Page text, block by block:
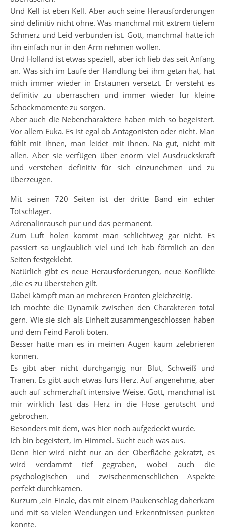
Und Kell ist eben Kell. Aber auch seine Herausforderungen
sind definitiv nicht ohne. Was manchmal mit extrem tiefem
Schmerz und Leid verbunden ist. Gott, manchmal hätte ich
ihn einfach nur in den Arm nehmen wollen.
Und Holland ist etwas speziell, aber ich lieb das seit Anfang
an. Was sich im Laufe der Handlung bei ihm getan hat, hat
mich immer wieder in Erstaunen versetzt. Er versteht es
definitiv zu überraschen und immer wieder für kleine
Schockmomente zu sorgen.
Aber auch die Nebencharaktere haben mich so begeistert.
Vor allem Euka. Es ist egal ob Antagonisten oder nicht. Man
fühlt mit ihnen, man leidet mit ihnen. Na gut, nicht mit
allen. Aber sie verfügen über enorm viel Ausdruckskraft
und verstehen definitiv für sich einzunehmen und zu
überzeugen.
Mit seinen 720 Seiten ist der dritte Band ein echter
Totschläger.
Adrenalinrausch pur und das permanent.
Zum Luft holen kommt man schlichtweg gar nicht. Es
passiert so unglaublich viel und ich hab förmlich an den
Seiten festgeklebt.
Natürlich gibt es neue Herausforderungen, neue Konflikte
,die es zu überstehen gilt.
Dabei kämpft man an mehreren Fronten gleichzeitig.
Ich mochte die Dynamik zwischen den Charakteren total
gern. Wie sie sich als Einheit zusammengeschlossen haben
und dem Feind Paroli boten.
Besser hätte man es in meinen Augen kaum zelebrieren
können.
Es gibt aber nicht durchgängig nur Blut, Schweiß und
Tränen. Es gibt auch etwas fürs Herz. Auf angenehme, aber
auch auf schmerzhaft intensive Weise. Gott, manchmal ist
mir wirklich fast das Herz in die Hose gerutscht und
gebrochen.
Besonders mit dem, was hier noch aufgedeckt wurde.
Ich bin begeistert, im Himmel. Sucht euch was aus.
Denn hier wird nicht nur an der Oberfläche gekratzt, es
wird verdammt tief gegraben, wobei auch die
psychologischen und zwischenmenschlichen Aspekte
perfekt durchkamen.
Kurzum ,ein Finale, das mit einem Paukenschlag daherkam
und mit so vielen Wendungen und Erkenntnissen punkten
konnte.